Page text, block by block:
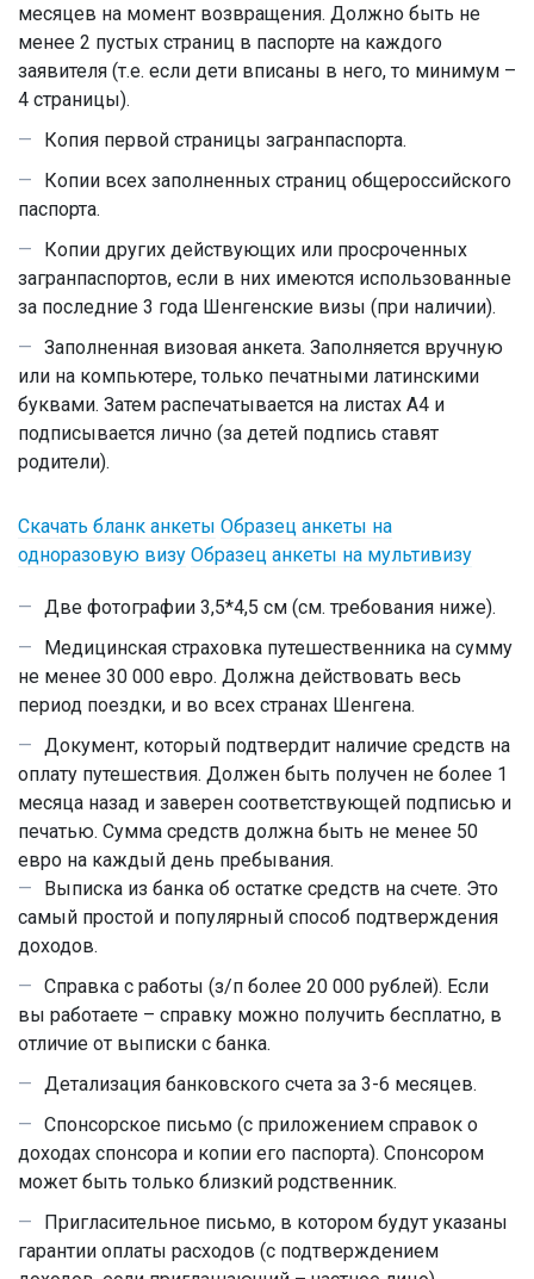
месяцев на момент возвращения. Должно быть не
менее 2 пустых страниц в паспорте на каждого
заявителя (т.е. если дети вписаны в него, то минимум –
4 страницы).
Копия первой страницы загранпаспорта.
Копии всех заполненных страниц общероссийского
паспорта.
Копии других действующих или просроченных
загранпаспортов, если в них имеются использованные
за последние 3 года Шенгенские визы (при наличии).
Заполненная визовая анкета. Заполняется вручную
или на компьютере, только печатными латинскими
буквами. Затем распечатывается на листах А4 и
подписывается лично (за детей подпись ставят
родители).
Скачать бланк анкеты Образец анкеты на
одноразовую визу Образец анкеты на мультивизу
Две фотографии 3,5*4,5 см (см. требования ниже).
Медицинская страховка путешественника на сумму
не менее 30 000 евро. Должна действовать весь
период поездки, и во всех странах Шенгена.
Документ, который подтвердит наличие средств на
оплату путешествия. Должен быть получен не более 1
месяца назад и заверен соответствующей подписью и
печатью. Сумма средств должна быть не менее 50
евро на каждый день пребывания.
Выписка из банка об остатке средств на счете. Это
самый простой и популярный способ подтверждения
доходов.
Справка с работы (з/п более 20 000 рублей). Если
вы работаете – справку можно получить бесплатно, в
отличие от выписки с банка.
Детализация банковского счета за 3-6 месяцев.
Спонсорское письмо (с приложением справок о
доходах спонсора и копии его паспорта). Спонсором
может быть только близкий родственник.
Пригласительное письмо, в котором будут указаны
гарантии оплаты расходов (с подтверждением